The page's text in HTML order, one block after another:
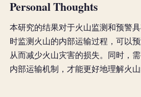
Personal Thoughts
本研究的结果对于火山监测和预警
时监测火山的内部运输过程，可以
从而减少火山灾害的损失。同时，
内部运输机制，才能更好地理解火山